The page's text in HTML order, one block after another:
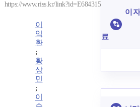
https://www.riss.kr/link?id=E684315
이
익
환
;
황
상
민
;
이
이
료